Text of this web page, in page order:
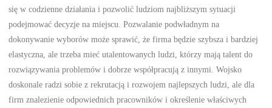
się w codzienne działania i pozwolić ludziom najbliższym sytuacji
podejmować decyzje na miejscu. Pozwalanie podwładnym na
dokonywanie wyborów może sprawić, że firma będzie szybsza i bardziej
elastyczna, ale trzeba mieć utalentowanych ludzi, którzy mają talent do
rozwiązywania problemów i dobrze współpracują z innymi. Wojsko
doskonale radzi sobie z rekrutacją i rozwojem najlepszych ludzi, ale dla
firm znalezienie odpowiednich pracowników i określenie właściwych